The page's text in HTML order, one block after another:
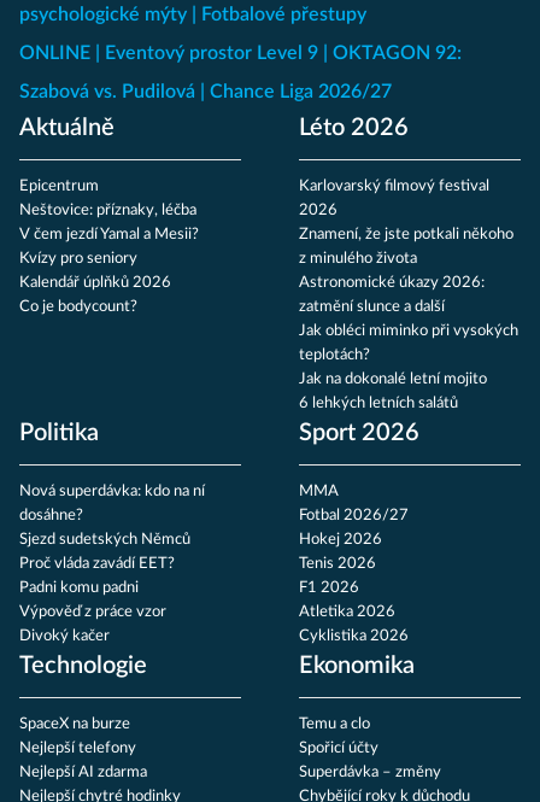
psychologické mýty
Fotbalové přestupy
ONLINE
Eventový prostor Level 9
OKTAGON 92:
Szabová vs. Pudilová
Chance Liga 2026/27
Aktuálně
Epicentrum
Neštovice: příznaky, léčba
V čem jezdí Yamal a Mesii?
Kvízy pro seniory
Kalendář úplňků 2026
Co je bodycount?
Léto 2026
Karlovarský filmový festival
2026
Znamení, že jste potkali někoho
z minulého života
Astronomické úkazy 2026:
zatmění slunce a další
Jak obléci miminko při vysokých
teplotách?
Jak na dokonalé letní mojito
6 lehkých letních salátů
Politika
Nová superdávka: kdo na ní
dosáhne?
Sjezd sudetských Němců
Proč vláda zavádí EET?
Padni komu padni
Výpověď z práce vzor
Divoký kačer
Sport 2026
MMA
Fotbal 2026/27
Hokej 2026
Tenis 2026
F1 2026
Atletika 2026
Cyklistika 2026
Technologie
SpaceX na burze
Nejlepší telefony
Nejlepší AI zdarma
Nejlepší chytré hodinky
Ekonomika
Temu a clo
Spořicí účty
Superdávka – změny
Chybějící roky k důchodu